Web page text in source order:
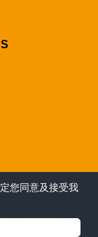
您同意及接受我